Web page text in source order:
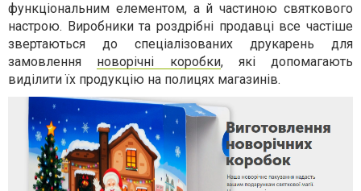
функціональним елементом, а й частиною святкового
настрою. Виробники та роздрібні продавці все частіше
звертаються до спеціалізованих друкарень для
замовлення новорічні коробки, які допомагають
виділити їх продукцію на полицях магазинів.